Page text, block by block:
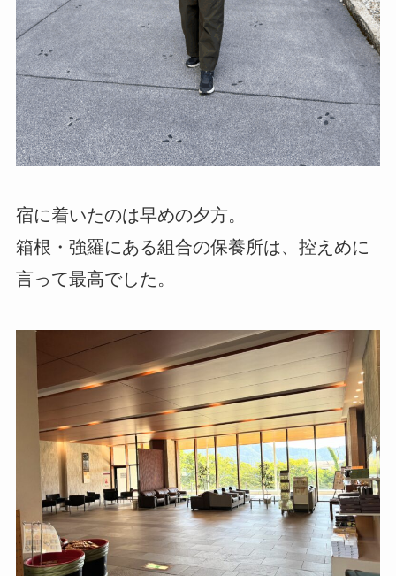
宿に着いたのは早めの夕方。
箱根・強羅にある組合の保養所は、控えめに
言って最高でした。